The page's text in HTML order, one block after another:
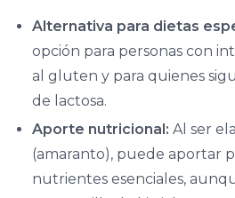
Alternativa para dietas
opción para personas con
al gluten y para quienes
de lactosa.
Aporte nutricional: Al ser
(amaranto), puede aportar
nutrientes esenciales,